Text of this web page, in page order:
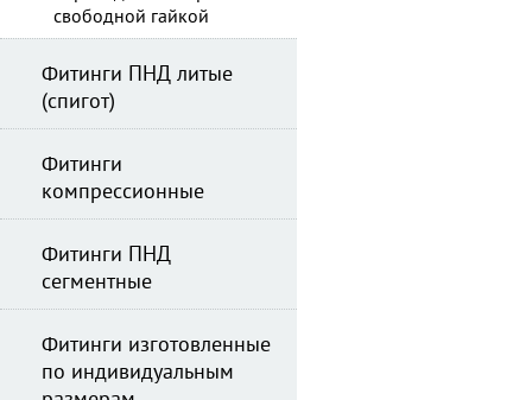
свободной гайкой
Фитинги ПНД литые
(спигот)
Фитинги
компрессионные
Фитинги ПНД
сегментные
Фитинги изготовленные
по индивидуальным